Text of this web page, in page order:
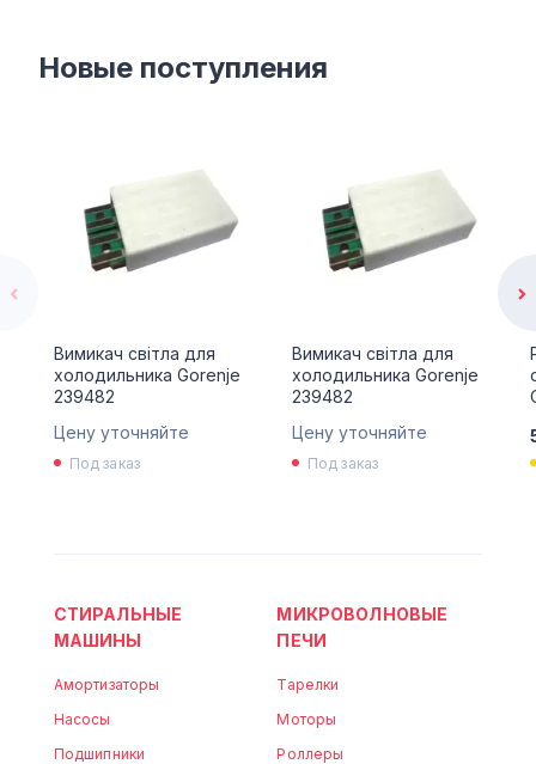
Новые поступления
Вимикач світла для
холодильника Gorenje
239482
Цену уточняйте
Под заказ
Вимикач світла для
холодильника Gorenje
239482
Цену уточняйте
Под заказ
СТИРАЛЬНЫЕ
МАШИНЫ
Амортизаторы
Насосы
Подшипники
МИКРОВОЛНОВЫЕ
ПЕЧИ
Тарелки
Моторы
Роллеры